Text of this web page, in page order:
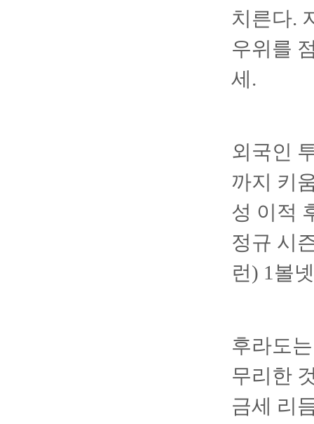
치른다.
우위를
세.
외국인
까지 키
성 이적
정규 시
런) 1볼
후라도
무리한
금세 리